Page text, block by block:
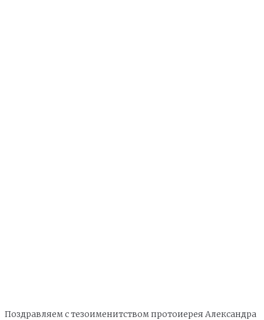
Поздравляем с тезоименитством протоиерея Александра